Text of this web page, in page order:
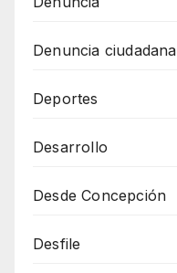
Denuncia ciudadana
Deportes
Desarrollo
Desde Concepción
Desfile